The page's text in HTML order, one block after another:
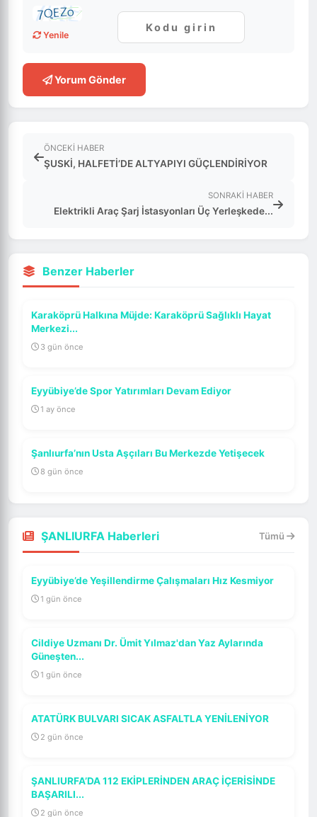
Yenile
Yorum Gönder
ÖNCEKI HABER
ŞUSKİ, HALFETİ’DE ALTYAPIYI GÜÇLENDİRİYOR
SONRAKI HABER
Elektrikli Araç Şarj İstasyonları Üç Yerleşkede...
Benzer Haberler
Karaköprü Halkına Müjde: Karaköprü Sağlıklı Hayat
Merkezi...
3 gün önce
Eyyübiye’de Spor Yatırımları Devam Ediyor
1 ay önce
Şanlıurfa’nın Usta Aşçıları Bu Merkezde Yetişecek
8 gün önce
ŞANLIURFA Haberleri Tümü
Eyyübiye’de Yeşillendirme Çalışmaları Hız Kesmiyor
1 gün önce
Cildiye Uzmanı Dr. Ümit Yılmaz'dan Yaz Aylarında
Güneşten...
1 gün önce
ATATÜRK BULVARI SICAK ASFALTLA YENİLENİYOR
2 gün önce
ŞANLIURFA’DA 112 EKİPLERİNDEN ARAÇ İÇERİSİNDE
BAŞARILI...
2 gün önce